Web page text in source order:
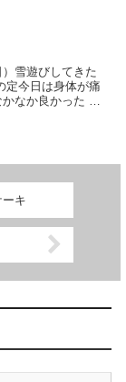
雪遊びしてきた
定今日は身体が痛
なか良かった イ
キ